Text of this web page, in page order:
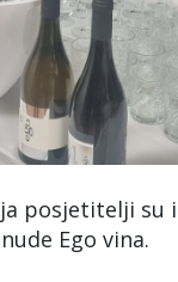
posjetitelji su
Ego vina.